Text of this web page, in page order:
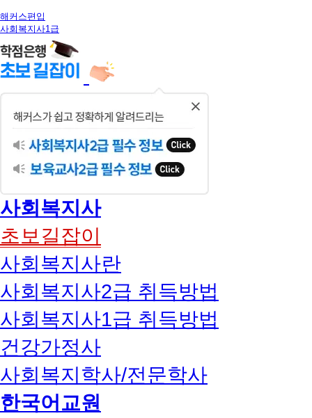
해커스편입
사회복지사1급
사회복지사
초보길잡이
사회복지사란
사회복지사2급 취득방법
사회복지사1급 취득방법
건강가정사
사회복지학사/전문학사
한국어교원